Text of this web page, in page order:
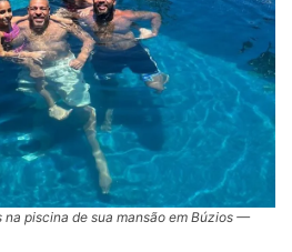
na piscina de sua mansão em Búzios —